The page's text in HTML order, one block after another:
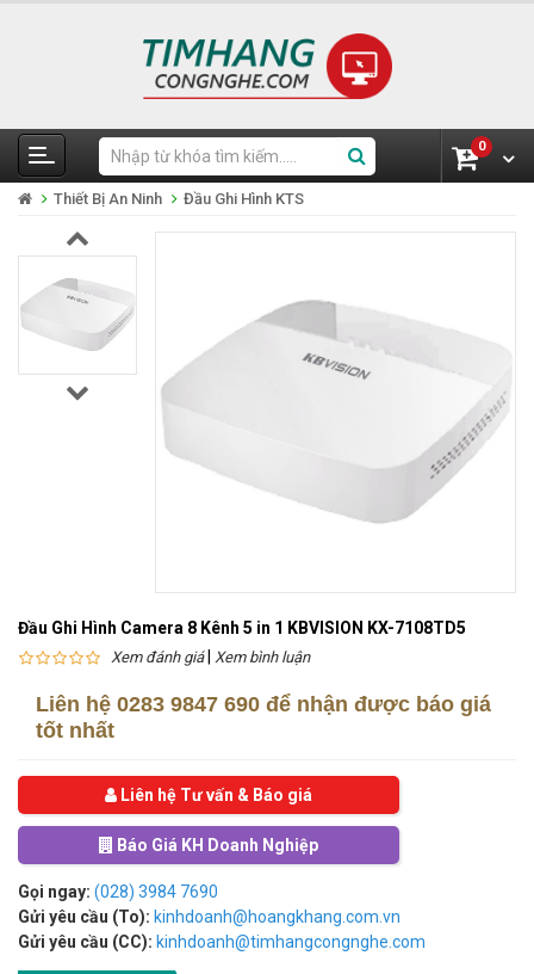
0
Thiết Bị An Ninh Đầu Ghi Hình KTS
Đầu Ghi Hình Camera 8 Kênh 5 in 1 KBVISION KX-7108TD5
Xem đánh giá| Xem bình luận
Liên hệ 0283 9847 690 để nhận được báo giá
tốt nhất
Liên hệ Tư vấn & Báo giá
Báo Giá KH Doanh Nghiệp
Gọi ngay: (028) 3984 7690
Gửi yêu cầu (To): kinhdoanh@hoangkhang.com.vn
Gửi yêu cầu (CC): kinhdoanh@timhangcongnghe.com